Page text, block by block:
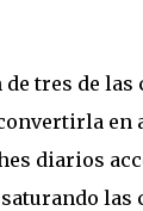
tres de las
en
diarios
las